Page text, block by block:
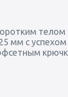
мм с